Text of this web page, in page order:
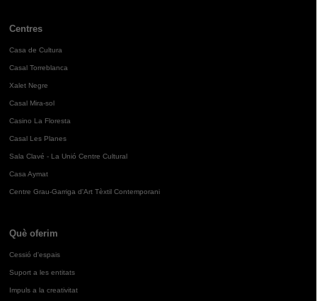
Centres
Casa de Cultura
Casal Torreblanca
Xalet Negre
Casal Mira-sol
Casino La Floresta
Casal Les Planes
Sala Clavé - La Unió Centre Cultural
Casa Aymat
Centre Grau-Garriga d'Art Tèxtil Contemporani
Què oferim
Cessió d'espais
Suport a les entitats
Impuls a la creativitat